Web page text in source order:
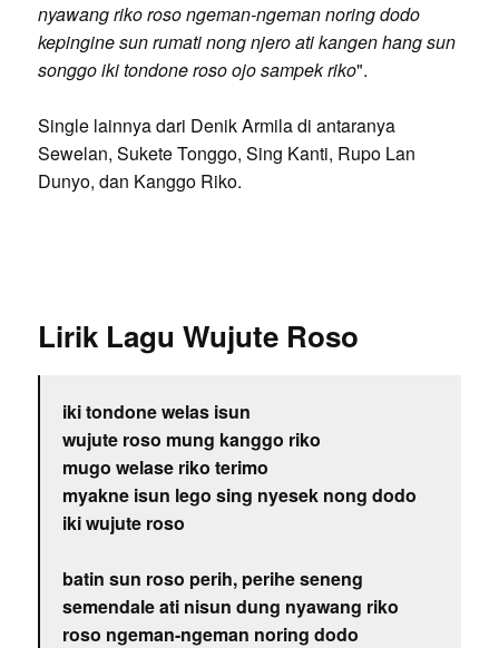
nyawang riko roso ngeman-ngeman noring dodo
kepingine sun rumati nong njero ati kangen hang sun
songgo iki tondone roso ojo sampek riko".
Single lainnya dari Denik Armila di antaranya
Sewelan, Sukete Tonggo, Sing Kanti, Rupo Lan
Dunyo, dan Kanggo Riko.
Lirik Lagu Wujute Roso
iki tondone welas isun
wujute roso mung kanggo riko
mugo welase riko terimo
myakne isun lego sing nyesek nong dodo
iki wujute roso
batin sun roso perih, perihe seneng
semendale ati nisun dung nyawang riko
roso ngeman-ngeman noring dodo